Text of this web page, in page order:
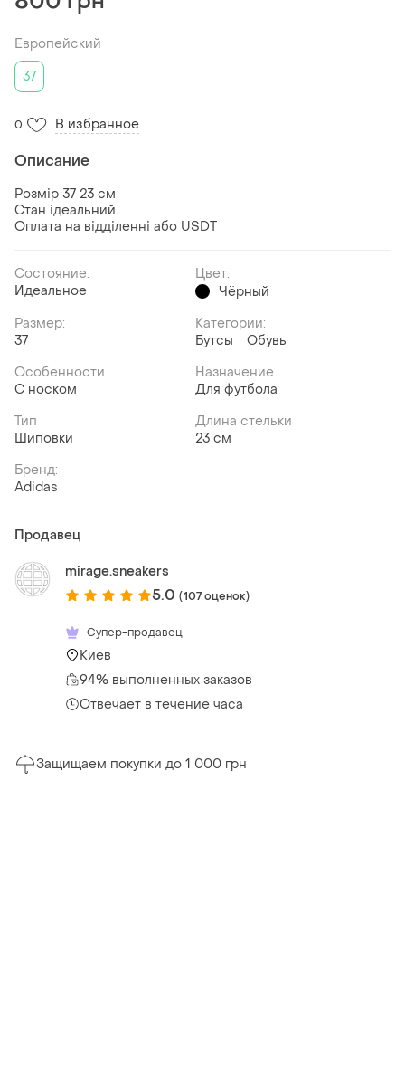
Европейский
37
0 В избранное
Описание
Розмір 37 23 см
Стан ідеальний
Оплата на відділенні або USDT
Состояние:
Идеальное
Цвет:
Чёрный
Размер:
37
Категории:
Бутсы
Обувь
Особенности
С носком
Назначение
Для футбола
Тип
Шиповки
Длина стельки
23 см
Бренд:
Adidas
Продавец
mirage.sneakers
5.0 (107 оценок)
Супер-продавец
Киев
94% выполненных заказов
Отвечает в течение часа
Защищаем покупки до 1 000 грн